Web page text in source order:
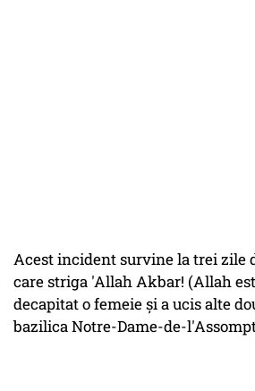
Acest incident survine la trei zile
care striga 'Allah Akbar! (Allah
decapitat o femeie şi a ucis alte
bazilica Notre-Dame-de-